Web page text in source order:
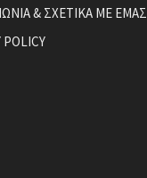
& ΣΧΕΤΙΚΑ ΜΕ ΕΜΑΣ
POLICY